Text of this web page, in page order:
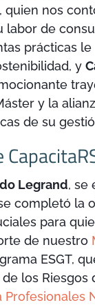
, quien nos
de
prácticas
y
y la
de su
Legrand, se
completó
para
de nuestro
ESGT,
los